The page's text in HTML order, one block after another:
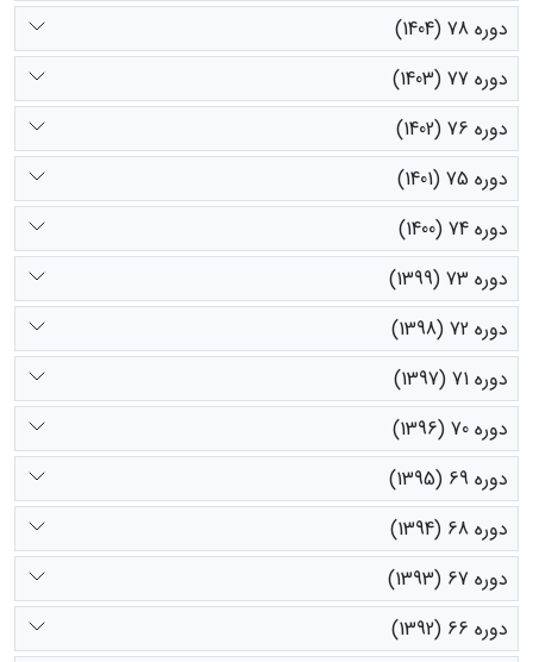
دوره 78 (1404)
دوره 77 (1403)
دوره 76 (1402)
دوره 75 (1401)
دوره 74 (1400)
دوره 73 (1399)
دوره 72 (1398)
دوره 71 (1397)
دوره 70 (1396)
دوره 69 (1395)
دوره 68 (1394)
دوره 67 (1393)
دوره 66 (1392)